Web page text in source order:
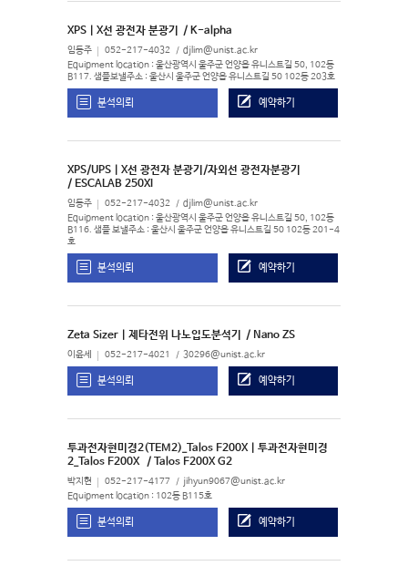
XPS | X선 광전자 분광기 / K-alpha
임동주 052-217-4032 djlim@unist.ac.kr
Equipment location : 울산광역시 울주군 언양읍 유니스트길 50, 102동
B117. 샘플보낼주소 : 울산시 울주군 언양읍 유니스트길 50 102동 203호
분석의뢰 예약하기
XPS/UPS | X선 광전자 분광기/자외선 광전자분광기
/ ESCALAB 250XI
임동주 052-217-4032 djlim@unist.ac.kr
Equipment location : 울산광역시 울주군 언양읍 유니스트길 50, 102동
B116. 샘플 보낼주소 : 울산시 울주군 언양읍 유니스트길 50 102동 201-4
호
분석의뢰 예약하기
Zeta Sizer | 제타전위 나노입도분석기 / Nano ZS
이윤세 052-217-4021 30296@unist.ac.kr
분석의뢰 예약하기
투과전자현미경2(TEM2)_Talos F200X | 투과전자현미경
2_Talos F200X / Talos F200X G2
박지현 052-217-4177 jihyun9067@unist.ac.kr
Equipment location : 102동 B115호
분석의뢰 예약하기